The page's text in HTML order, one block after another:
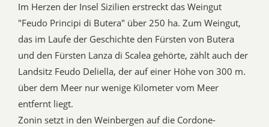
Im Herzen der Insel Sizilien erstreckt das Weingut
"Feudo Principi di Butera" über 250 ha. Zum Weingut,
das im Laufe der Geschichte den Fürsten von Butera
und den Fürsten Lanza di Scalea gehörte, zählt auch der
Landsitz Feudo Deliella, der auf einer Höhe von 300 m.
über dem Meer nur wenige Kilometer vom Meer
entfernt liegt.
Zonin setzt in den Weinbergen auf die Cordone-